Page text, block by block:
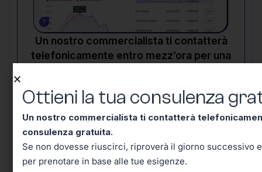
Un nostro commercialista ti contatterà
telefonicamente entro mezz’ora per una
seguito riceverai un’email per prenotare in
base alle tue esigenze.
Ottieni la tua consulenza
Un nostro commercialista ti contatterà
consulenza gratuita.
Se non dovesse riuscirci, riproverà il giorno successivo
per prenotare in base alle tue esigenze.